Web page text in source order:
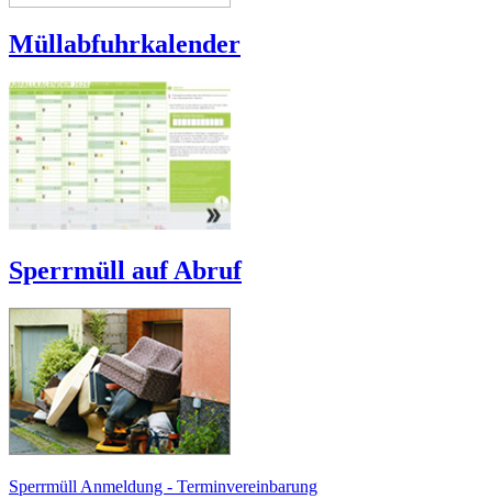
Müllabfuhrkalender
Sperrmüll auf Abruf
Sperrmüll Anmeldung - Terminvereinbarung